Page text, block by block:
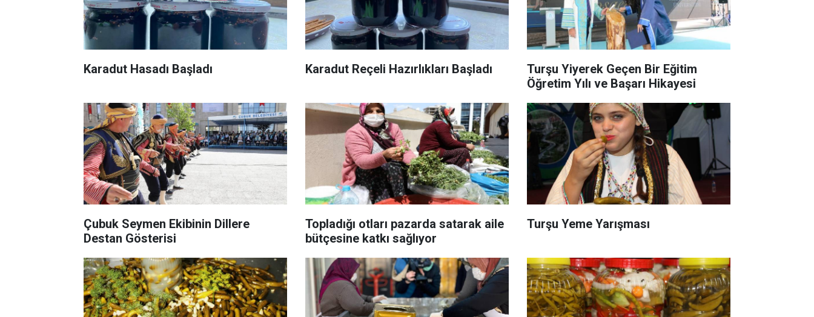
Karadut Hasadı Başladı Karadut Reçeli Hazırlıkları Başladı
Turşu Yiyerek Geçen Bir Eğitim
Öğretim Yılı ve Başarı Hikayesi
Çubuk Seymen Ekibinin Dillere
Destan Gösterisi
Topladığı otları pazarda satarak aile
bütçesine katkı sağlıyor
Turşu Yeme Yarışması